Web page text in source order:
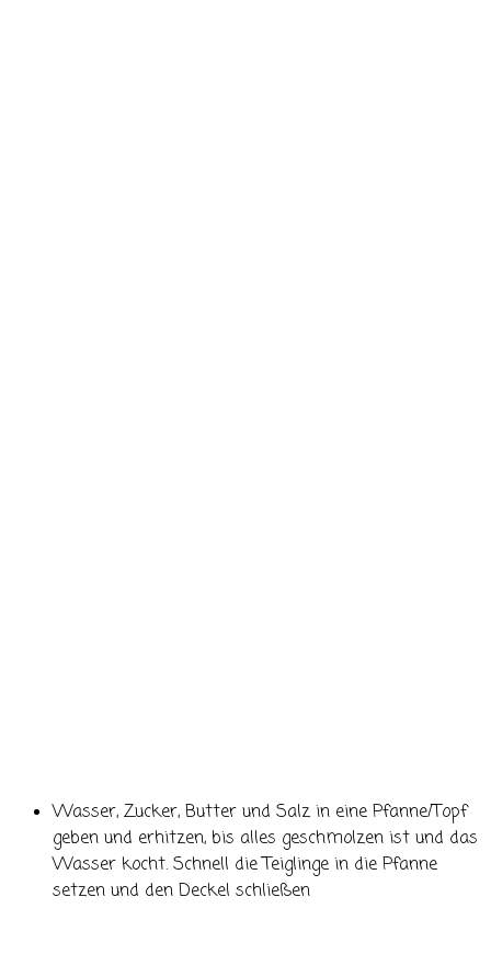
Wasser, Zucker, Butter und Salz in eine Pfanne/Topf
geben und erhitzen, bis alles geschmolzen ist und das
Wasser kocht. Schnell die Teiglinge in die Pfanne
setzen und den Deckel schließen